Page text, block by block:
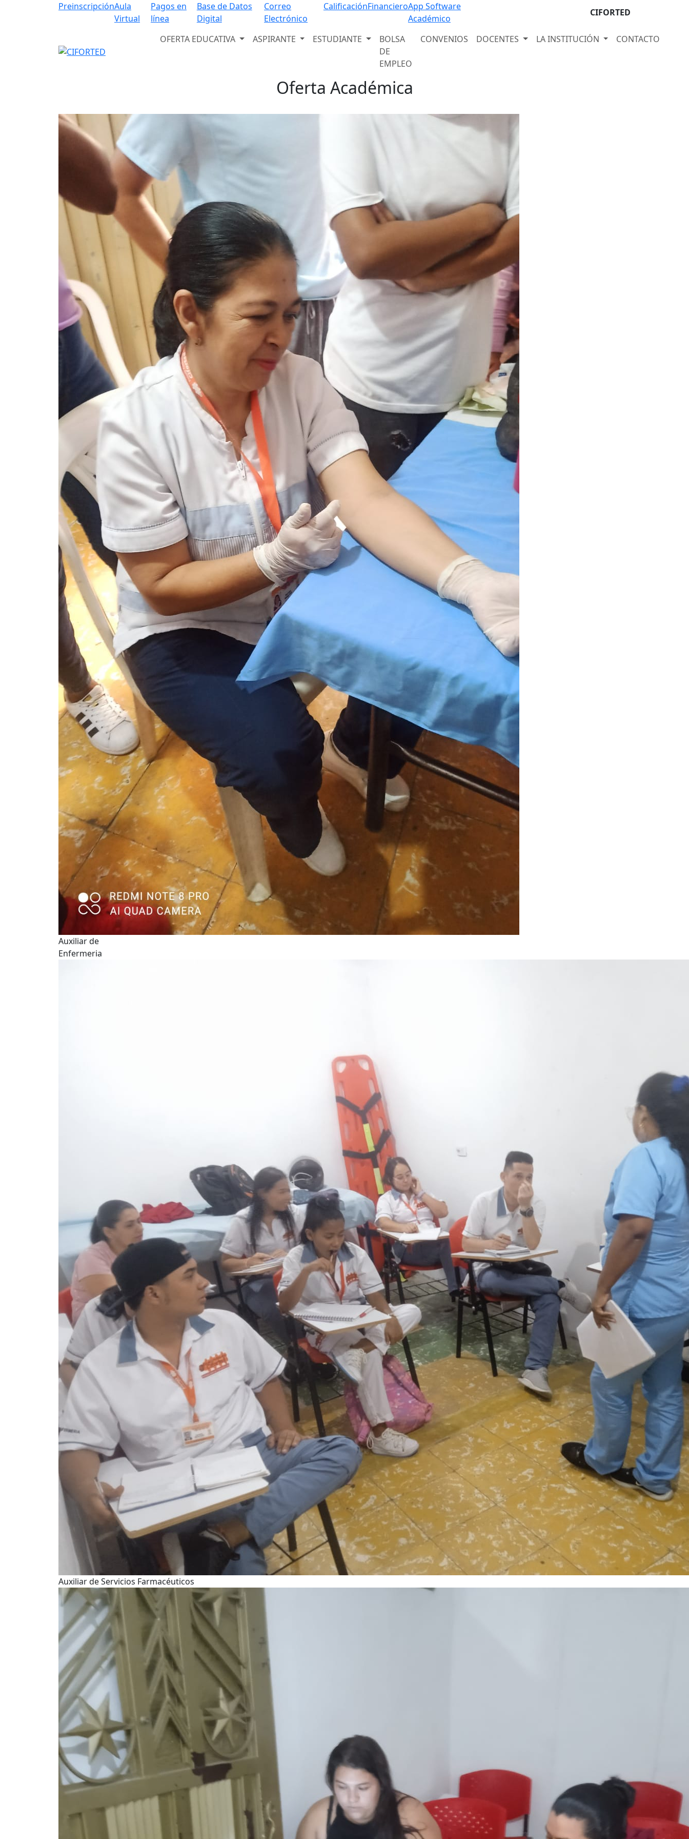
PreinscripciónAula
Virtual
Pagos en
línea
Base de Datos
Digital
Correo
Electrónico
CalificaciónFinancieroApp Software
Académico
CIFORTED
OFERTA EDUCATIVA ASPIRANTE ESTUDIANTE
BOLSA
DE
EMPLEO
CONVENIOS DOCENTES LA INSTITUCIÓN CONTACTO
Oferta Académica
Auxiliar de
Enfermeria
Auxiliar de Servicios Farmacéuticos